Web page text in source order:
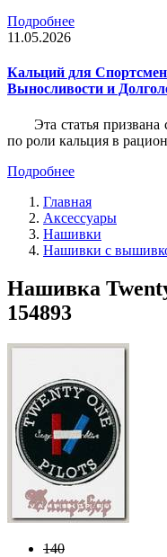
Подробнее
11.05.2026
Кальций для
Выносливости и
Эта статья
по роли кальция в
Подробнее
Главная
Аксессуары
Нашивки
Нашивки с
Нашивка
154893
140